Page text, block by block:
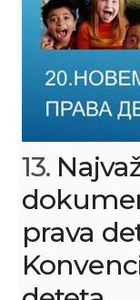
13.
prava